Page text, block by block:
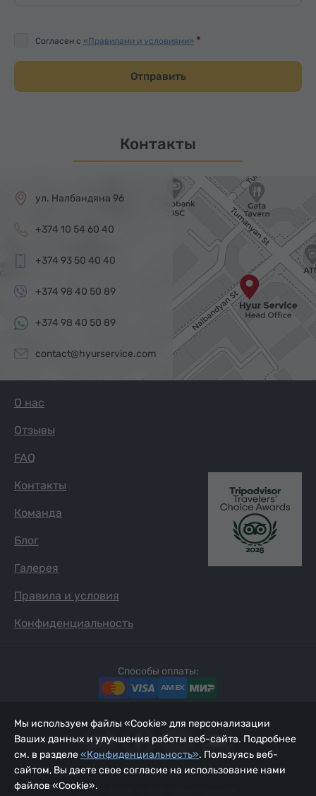
Согласен с «Правилами и условиями»
Отправить
Контакты
ул. Налбандяна 96
+374 10 54 60 40
+374 93 50 40 40
+374 98 40 50 89
+374 98 40 50 89
contact@hyurservice.com
О нас
Отзывы
FAQ
Контакты
Команда
Блог
Галерея
Правила и условия
Конфиденциальность
Способы оплаты:
2002 - 2026, © ООО «Йур Сервис»;
Мы используем файлы «Cookie» для персонализации
Ваших данных и улучшения работы веб-сайта. Подробнее
см. в разделе«Конфиденциальность». Пользуясь веб-
сайтом, Вы даете свое согласие на использование нами
файлов «Cookie».